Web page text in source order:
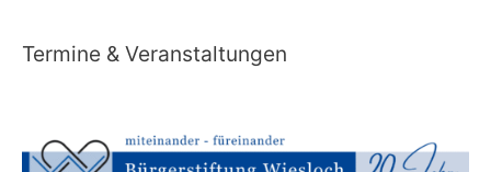
Termine & Veranstaltungen